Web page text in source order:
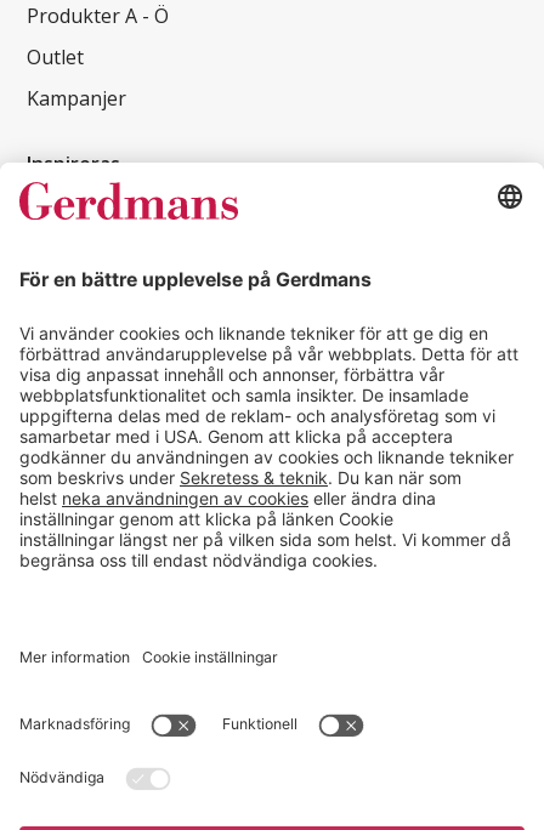
Produkter A - Ö
Outlet
Kampanjer
Inspireras
Kundcase
Läsvärt
Kontakt
info@gerdmans.se
0433-740 80
Kundservice öppettider
Vardagar 07.30-17.00
© 2026 Gerdmans Inredningar AB Alla priser är exklusive moms.
Cookie inställningar